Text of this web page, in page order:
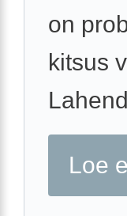
on
kitsus
Loe